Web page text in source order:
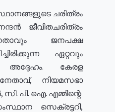
ചരിത്രം
ജീവിതചരിത്രം
ജനപക്ഷ
ഏറ്റവും
കേരള
നിയമസഭാ
പി. ഐ. എമ്മിന്റെ
സെക്രട്ടറി,